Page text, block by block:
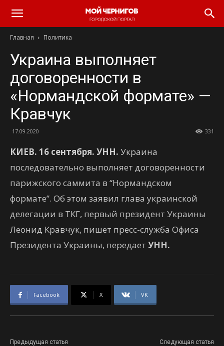
Главная Политика
Украина выполняет
договоренности в
«Нормандской формате» —
Кравчук
17.09.2020 331
КИЕВ. 16 сентября. УНН. Украина
последовательно выполняет договоренности
парижского саммита в “Нормандском
формате”. Об этом заявил глава украинской
делегации в ТКГ, первый президент Украины
Леонид Кравчук, пишет пресс-служба Офиса
Президента Украины, передает УНН.
Facebook X VK
Предыдущая статья Следующая статья